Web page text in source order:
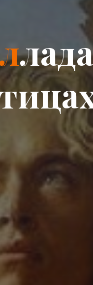
лада
ица